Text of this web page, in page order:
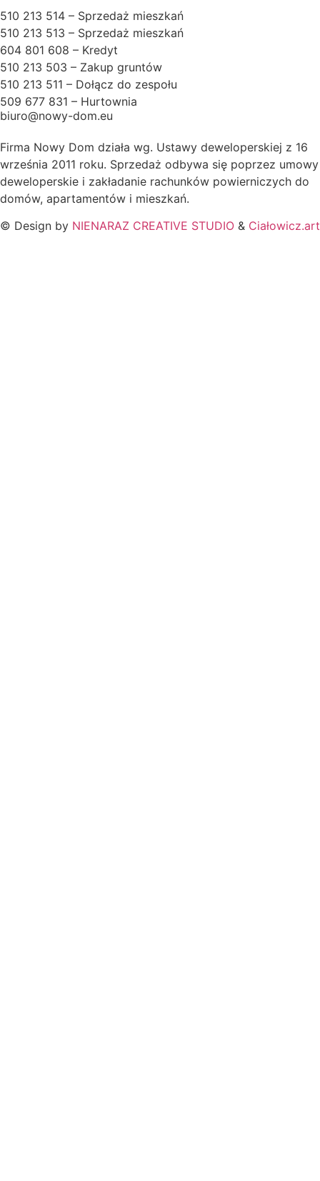
510 213 514 – Sprzedaż mieszkań
510 213 513 – Sprzedaż mieszkań
604 801 608 – Kredyt
510 213 503 – Zakup gruntów
510 213 511 – Dołącz do zespołu
509 677 831 – Hurtownia
biuro@nowy-dom.eu
Firma Nowy Dom działa wg. Ustawy deweloperskiej z 16
września 2011 roku. Sprzedaż odbywa się poprzez umowy
deweloperskie i zakładanie rachunków powierniczych do
domów, apartamentów i mieszkań.
© Design by NIENARAZ CREATIVE STUDIO & Ciałowicz.art